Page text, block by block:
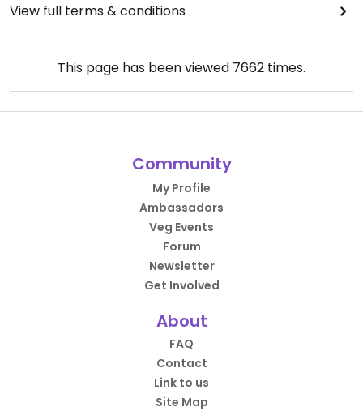
View full terms & conditions
This page has been viewed 7662 times.
Community
My Profile
Ambassadors
Veg Events
Forum
Newsletter
Get Involved
About
FAQ
Contact
Link to us
Site Map